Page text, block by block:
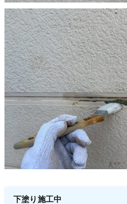
下塗り施工中